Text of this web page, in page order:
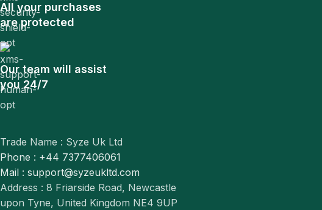
All your purchases
are protected
Our team will assist
you 24/7
Trade Name : Syze Uk Ltd
Phone : +44 7377406061
Mail : support@syzeukltd.com
Address : 8 Friarside Road, Newcastle
upon Tyne, United Kingdom NE4 9UP